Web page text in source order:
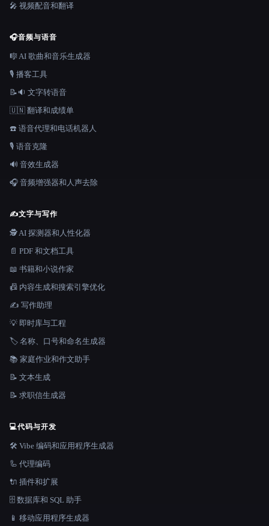
🎤 视频配音和翻译
🎧音频与语音
🎼 AI 歌曲和音乐生成器
🎙️ 播客工具
📝🔉 文字转语音
🇺🇳 翻译和成绩单
☎️ 语音代理和电话机器人
🎙️ 语音克隆
🔊 音效生成器
🎧 音频增强器和人声去除
✍️文字与写作
🕵️ AI 探测器和人性化器
📄 PDF 和文档工具
📖 书籍和小说作家
📠 内容生成和搜索引擎优化
✍️ 写作助理
💡 即时库与工程
🏷️ 名称、口号和命名生成器
📚 家庭作业和作文助手
📝 文本生成
📝 求职信生成器
💻代码与开发
🛠️ Vibe 编码和应用程序生成器
🦾 代理编码
🔌 插件和扩展
🗄️ 数据库和 SQL 助手
📱 移动应用程序生成器